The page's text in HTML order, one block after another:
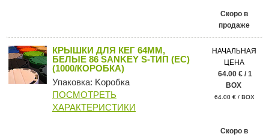
Скоро в
продаже
КРЫШКИ ДЛЯ КЕГ 64ММ,
БЕЛЫЕ 86 SANKEY S-ТИП (ЕС)
(1000/КОРОБКА)
Упаковка: Kоробка
ПОСМОТРЕТЬ
ХАРАКТЕРИСТИКИ
НАЧАЛЬНАЯ
ЦЕНА
64.00 € / 1
BOX
64.00 € / BOX
Скоро в